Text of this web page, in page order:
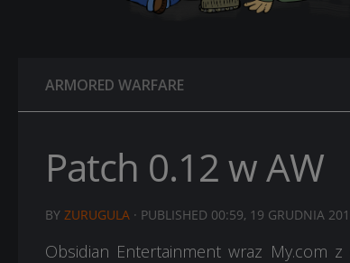
ARMORED WARFARE
Patch 0.12 w AW
BY ZURUGULA · PUBLISHED 00:59, 19 GRUDNIA
Obsidian Entertainment wraz My.com